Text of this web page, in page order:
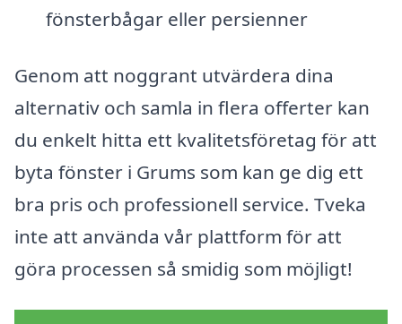
fönsterbågar eller persienner
Genom att noggrant utvärdera dina
alternativ och samla in flera offerter kan
du enkelt hitta ett kvalitetsföretag för att
byta fönster i Grums som kan ge dig ett
bra pris och professionell service. Tveka
inte att använda vår plattform för att
göra processen så smidig som möjligt!